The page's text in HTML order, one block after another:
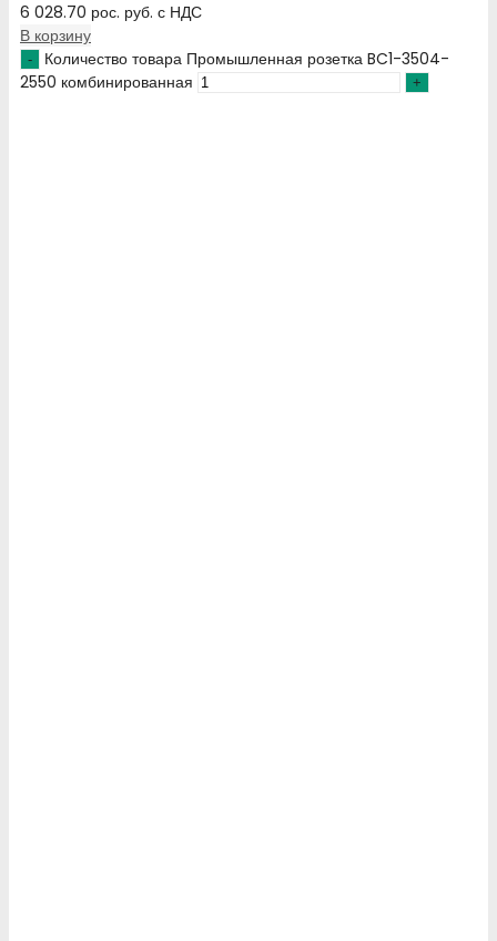
6 028.70 рос. руб. с НДС
В корзину
Количество товара Промышленная розетка BC1-3504-
2550 комбинированная